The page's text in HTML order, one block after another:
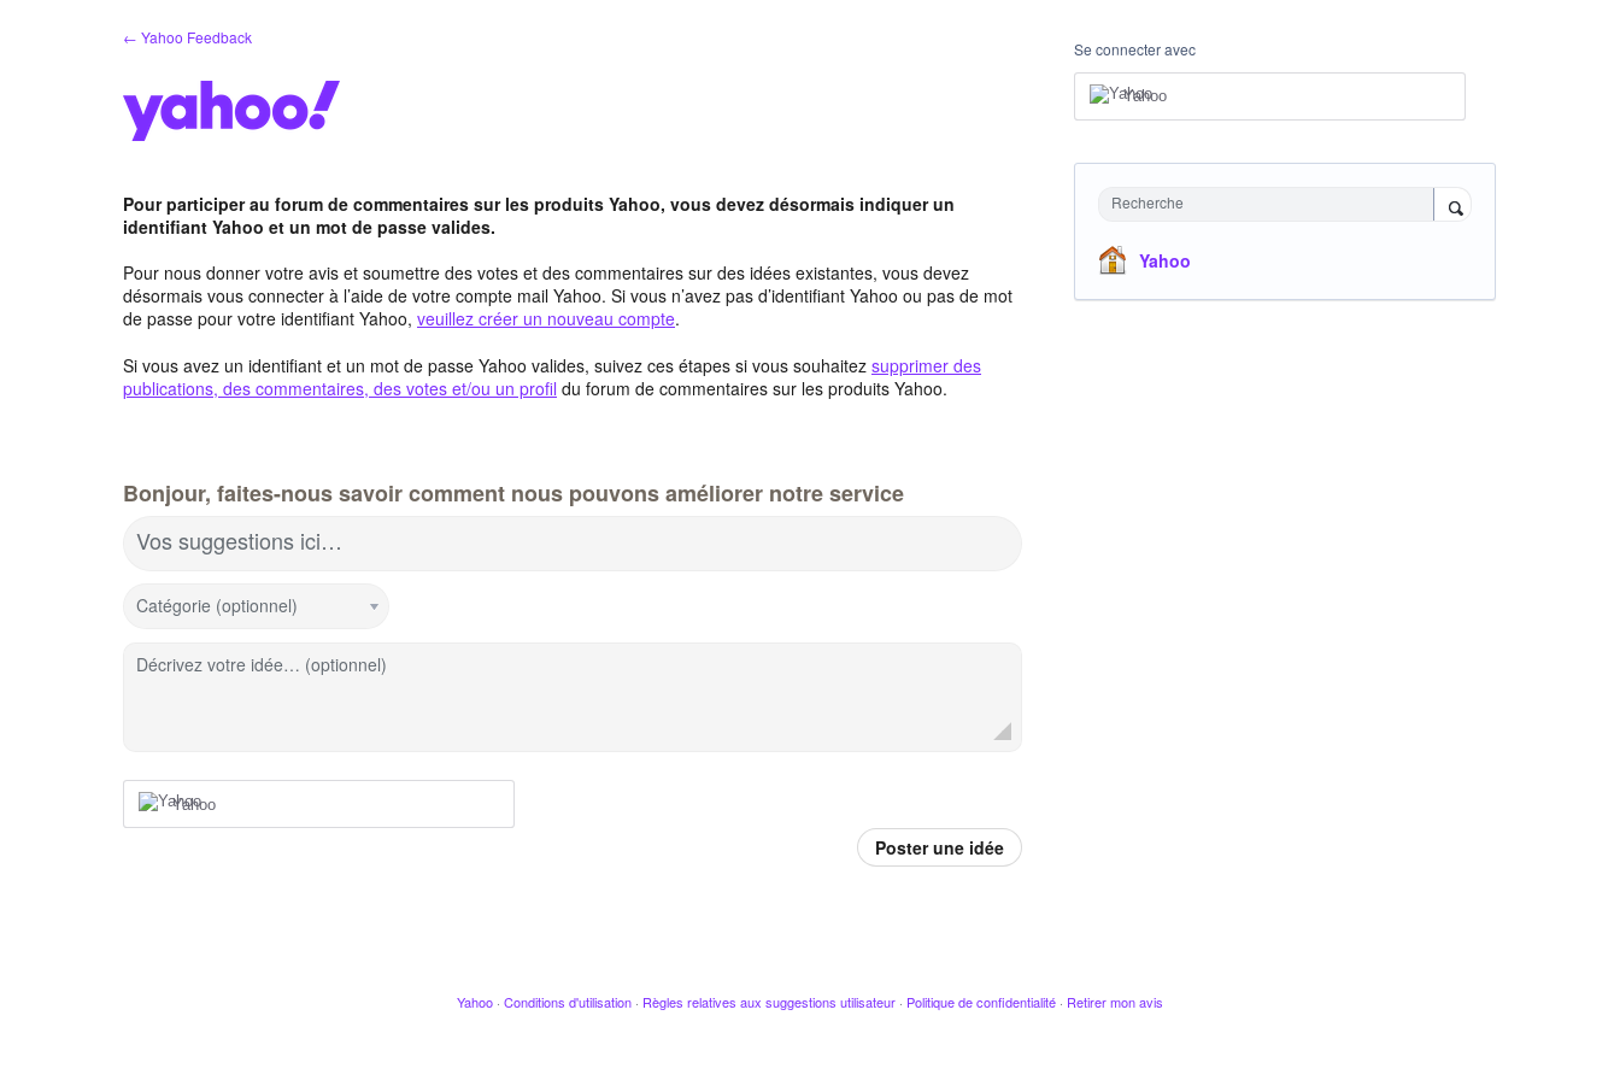
← Yahoo Feedback
Pour participer au forum de commentaires sur les produits Yahoo, vous devez désormais indiquer un
identifiant Yahoo et un mot de passe valides.
Pour nous donner votre avis et soumettre des votes et des commentaires sur des idées existantes, vous devez
désormais vous connecter à l’aide de votre compte mail Yahoo. Si vous n’avez pas d’identifiant Yahoo ou pas de mot
de passe pour votre identifiant Yahoo, veuillez créer un nouveau compte.
Si vous avez un identifiant et un mot de passe Yahoo valides, suivez ces étapes si vous souhaitez supprimer des
publications, des commentaires, des votes et/ou un profil du forum de commentaires sur les produits Yahoo.
Bonjour, faites-nous savoir comment nous pouvons améliorer notre service
Vos suggestions ici…
Catégorie (optionnel)
Décrivez votre idée… (optionnel)
Yahoo
Poster une idée
Se connecter avec
Yahoo
Recherche
Yahoo
Yahoo · Conditions d'utilisation · Règles relatives aux suggestions utilisateur · Politique de confidentialité · Retirer mon avis